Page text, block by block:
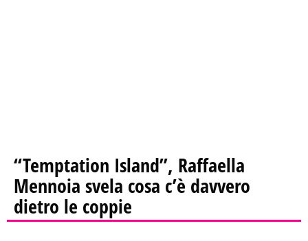
“Temptation Island”, Raffaella
Mennoia svela cosa c’è davvero
dietro le coppie